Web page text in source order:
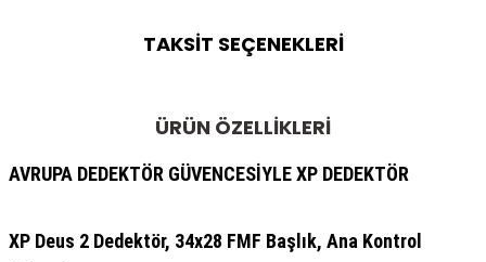
TAKSİT SEÇENEKLERİ
ÜRÜN ÖZELLİKLERİ
AVRUPA DEDEKTÖR GÜVENCESİYLE XP DEDEKTÖR
XP Deus 2 Dedektör, 34x28 FMF Başlık, Ana Kontrol